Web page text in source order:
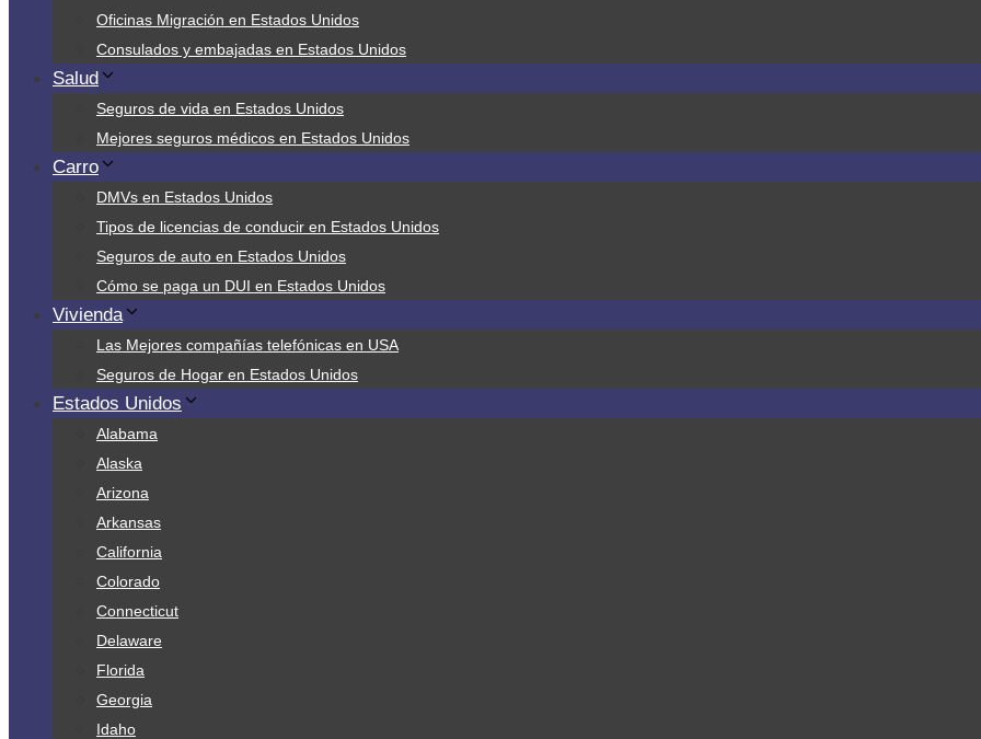
Oficinas Migración en Estados Unidos
Consulados y embajadas en Estados Unidos
Salud
Seguros de vida en Estados Unidos
Mejores seguros médicos en Estados Unidos
Carro
DMVs en Estados Unidos
Tipos de licencias de conducir en Estados Unidos
Seguros de auto en Estados Unidos
Cómo se paga un DUI en Estados Unidos
Vivienda
Las Mejores compañías telefónicas en USA
Seguros de Hogar en Estados Unidos
Estados Unidos
Alabama
Alaska
Arizona
Arkansas
California
Colorado
Connecticut
Delaware
Florida
Georgia
Idaho